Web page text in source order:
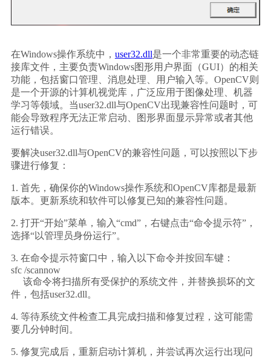
在Windows操作系统中， user32.dll是一个非常重要的动态链
接库文件，主要负责Windows图形用户界面（GUI）的相关
功能，包括窗口管理、消息处理、用户输入等。OpenCV则
是一个开源的计算机视觉库，广泛应用于图像处理、机器
学习等领域。当user32.dll与OpenCV出现兼容性问题时，可
能会导致程序无法正常启动、图形界面显示异常或者其他
运行错误。
要解决user32.dll与OpenCV的兼容性问题，可以按照以下步
骤进行修复：
1. 首先，确保你的Windows操作系统和OpenCV库都是最新
版本。更新系统和软件可以修复已知的兼容性问题。
2. 打开“开始”菜单，输入“cmd”，右键点击“命令提示符”，
选择“以管理员身份运行”。
3. 在命令提示符窗口中，输入以下命令并按回车键：
sfc /scannow
件，包括user32.dll。
4. 等待系统文件检查工具完成扫描和修复过程，这可能需
要几分钟时间。
5. 修复完成后，重新启动计算机，并尝试再次运行出现问